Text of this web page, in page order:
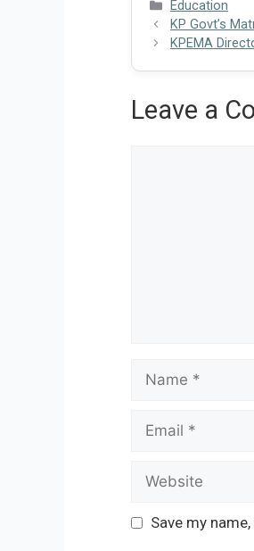
Categories
Education
KP Govt’s
KPEMA
Leave a
Save my